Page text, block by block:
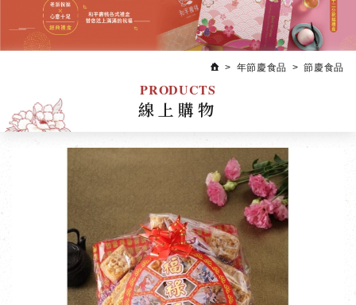
年節慶食品 節慶食品
PRODUCTS
線上購物
追蹤清單